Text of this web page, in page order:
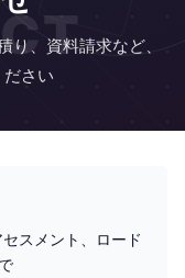
、資料請求など、
さい
スメント、ロード